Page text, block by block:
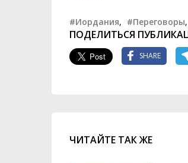
#Иордания, #Переговоры,
ПОДЕЛИТЬСЯ
SHARE
ЧИТАЙТЕ ТАК ЖЕ